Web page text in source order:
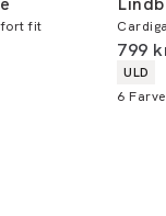
om året i
fit
I alt
799
ULD
6